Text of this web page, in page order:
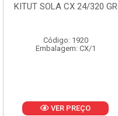
KITUT SOLA CX 24/320 GR
Código: 1920
Embalagem: CX/1
VER PREÇO